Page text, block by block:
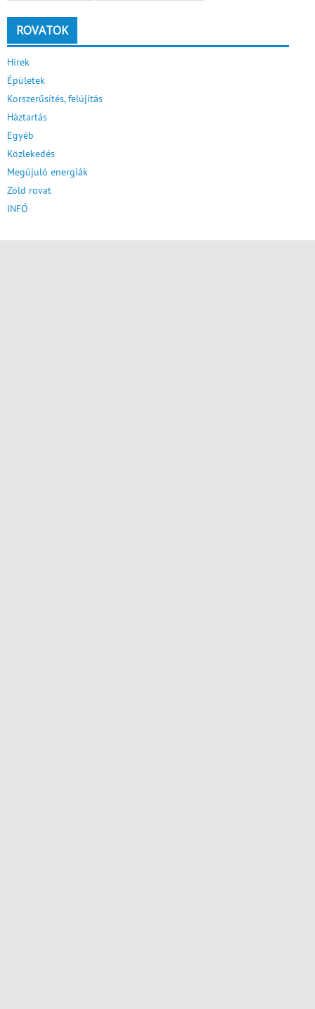
ROVATOK
Hírek
Épületek
Korszerűsítés, felújítás
Háztartás
Egyéb
Közlekedés
Megújuló energiák
Zöld rovat
INFÓ